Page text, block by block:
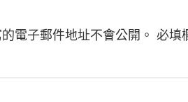
電子郵件地址不會公開。 必填